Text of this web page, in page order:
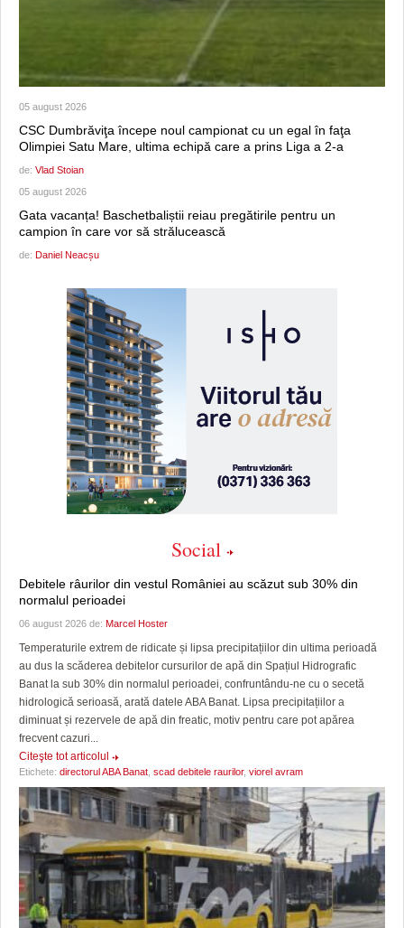
05 august 2026
CSC Dumbrăviţa începe noul campionat cu un egal în faţa
Olimpiei Satu Mare, ultima echipă care a prins Liga a 2-a
de: Vlad Stoian
05 august 2026
Gata vacanța! Baschetbaliștii reiau pregătirile pentru un
campion în care vor să strălucească
de: Daniel Neacșu
Social
Debitele râurilor din vestul României au scăzut sub 30% din
normalul perioadei
06 august 2026 de: Marcel Hoster
Temperaturile extrem de ridicate și lipsa precipitațiilor din ultima perioadă
au dus la scăderea debitelor cursurilor de apă din Spațiul Hidrografic
Banat la sub 30% din normalul perioadei, confruntându-ne cu o secetă
hidrologică serioasă, arată datele ABA Banat. Lipsa precipitațiilor a
diminuat și rezervele de apă din freatic, motiv pentru care pot apărea
frecvent cazuri...
Citeşte tot articolul
Etichete: directorul ABA Banat scad debitele raurilor, viorel avram